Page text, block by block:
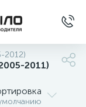
2012)
2011)